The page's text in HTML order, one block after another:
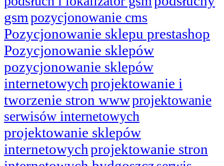
gsmpozycjonowanie cms
Pozycjonowanie sklepu prestashop
Pozycjonowanie sklepów
pozycjonowanie sklepów
internetowychprojektowanie i
tworzenie stron wwwprojektowanie
serwisów internetowych
projektowanie sklepów
internetowychprojektowanie stron